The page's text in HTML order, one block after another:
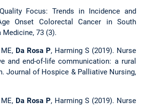
Focus: Trends in Incidence and
Onset Colorectal Cancer in South
73 (3).
Da Rosa P, Harming S (2019). Nurse
and end-of-life communication: a rural
Journal of Hospice & Palliative Nursing,
Da Rosa P, Harming S (2019). Nurse